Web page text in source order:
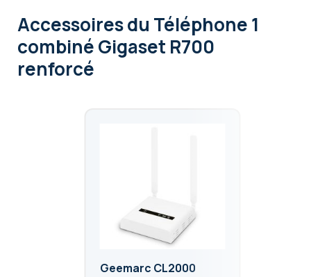
Accessoiresdu Téléphone 1
combiné Gigaset R700
renforcé
Geemarc CL2000